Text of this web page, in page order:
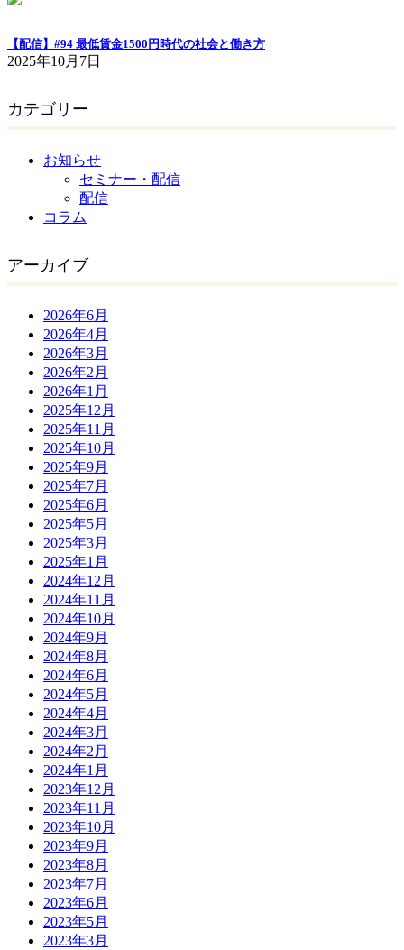
【配信】#94 最低賃金1500円時代の社会と働き方
2025年10月7日
カテゴリー
お知らせ
セミナー・配信
配信
コラム
アーカイブ
2026年6月
2026年4月
2026年3月
2026年2月
2026年1月
2025年12月
2025年11月
2025年10月
2025年9月
2025年7月
2025年6月
2025年5月
2025年3月
2025年1月
2024年12月
2024年11月
2024年10月
2024年9月
2024年8月
2024年6月
2024年5月
2024年4月
2024年3月
2024年2月
2024年1月
2023年12月
2023年11月
2023年10月
2023年9月
2023年8月
2023年7月
2023年6月
2023年5月
2023年3月